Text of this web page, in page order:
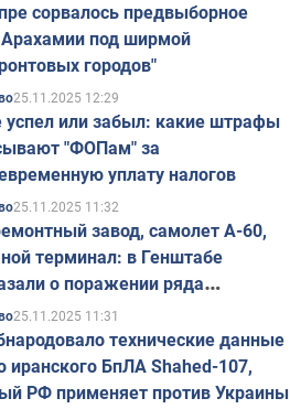
сорвалось предвыборное
Арахамии под ширмой
городов"
25.11.2025 12:29
успел или забыл: какие штрафы
"ФОПам" за
уплату налогов
25.11.2025 11:32
завод, самолет А-60,
терминал: в Генштабе
о поражении ряда
объектов России
25.11.2025 11:31
технические данные
иранского БпЛА Shahed-107,
РФ применяет против Украины